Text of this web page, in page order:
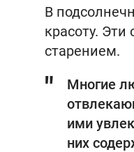
В
красоту.
старением.
Многие
ими
них